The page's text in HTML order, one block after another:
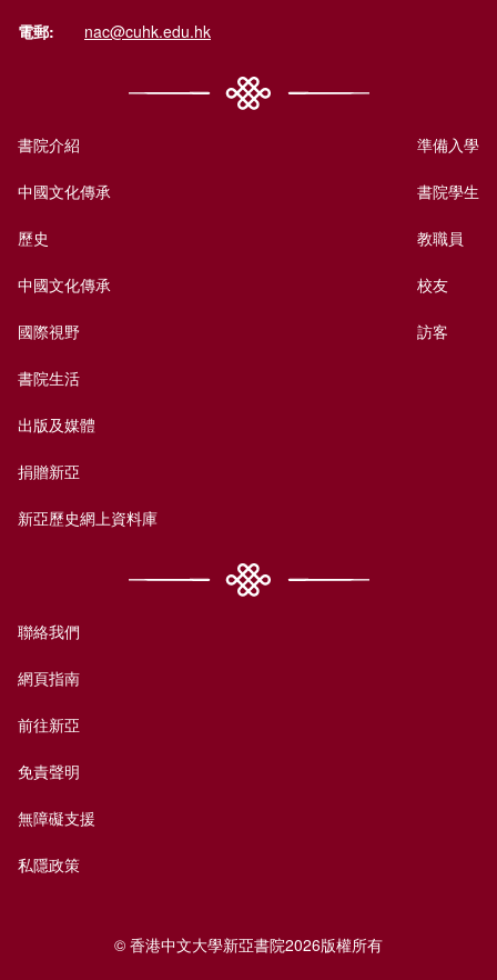
電郵: nac@cuhk.edu.hk
書院介紹
中國文化傳承
歷史
中國文化傳承
國際視野
書院生活
出版及媒體
捐贈新亞
新亞歷史網上資料庫
準備入學
書院學生
教職員
校友
訪客
聯絡我們
網頁指南
前往新亞
免責聲明
無障礙支援
私隱政策
© 香港中文大學新亞書院2026版權所有